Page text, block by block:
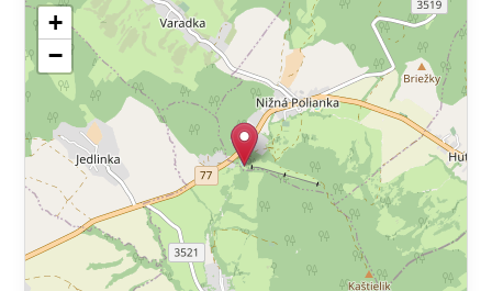
+
−